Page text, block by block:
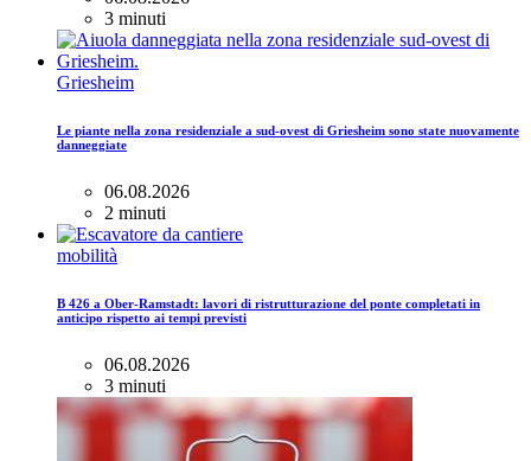
3 minuti
Griesheim
Le piante nella zona residenziale a sud-ovest di Griesheim sono state nuovamente
danneggiate
06.08.2026
2 minuti
mobilità
B 426 a Ober-Ramstadt: lavori di ristrutturazione del ponte completati in
anticipo rispetto ai tempi previsti
06.08.2026
3 minuti